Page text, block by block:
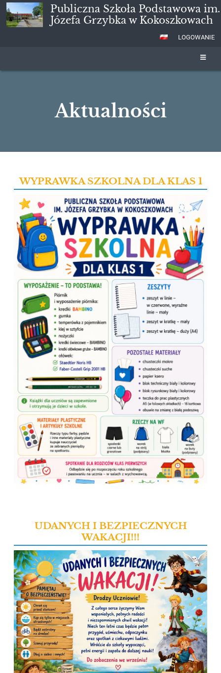
Publiczna Szkoła Podstawowa im.
Józefa Grzybka w Kokoszkowach
LOGOWANIE
Aktualności
WYPRAWKA SZKOLNA DLA KLAS 1
UDANYCH I BEZPIECZNYCH
WAKACJI!!!